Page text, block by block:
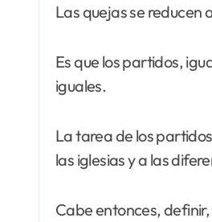
Las quejas se reducen
Es que los partidos,
iguales.
La tarea de los
las iglesias y a las
Cabe entonces,